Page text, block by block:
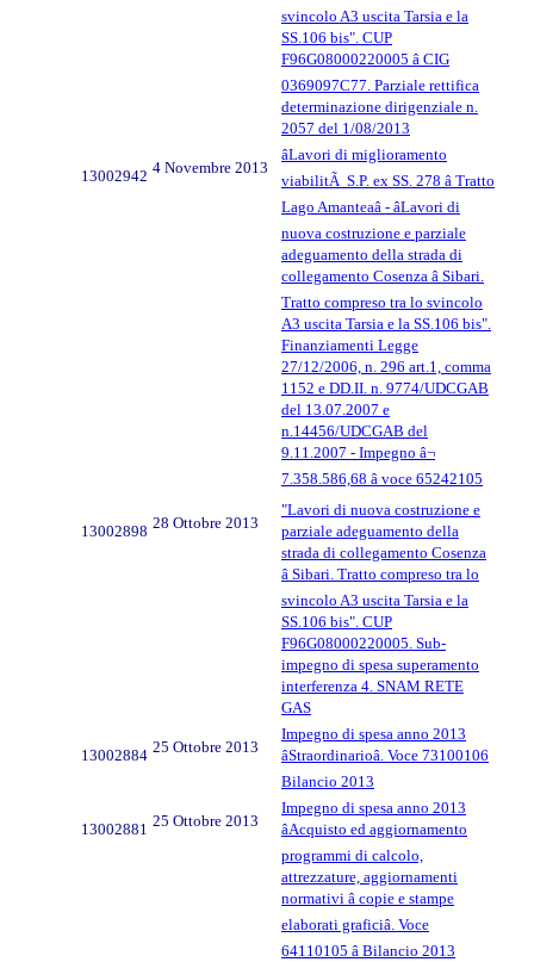
svincolo A3 uscita Tarsia e la
SS.106 bis". CUP
F96G08000220005 â CIG
0369097C77. Parziale rettifica
determinazione dirigenziale n.
2057 del 1/08/2013
13002942 4 Novembre 2013
âLavori di miglioramento
viabilitÃ S.P. ex SS. 278 â Tratto
Lago Amanteaâ - âLavori di
nuova costruzione e parziale
adeguamento della strada di
collegamento Cosenza â Sibari.
Tratto compreso tra lo svincolo
A3 uscita Tarsia e la SS.106 bis".
Finanziamenti Legge
27/12/2006, n. 296 art.1, comma
1152 e DD.II. n. 9774/UDCGAB
del 13.07.2007 e
n.14456/UDCGAB del
9.11.2007 - Impegno â¬
7.358.586,68 â voce 65242105
13002898 28 Ottobre 2013
"Lavori di nuova costruzione e
parziale adeguamento della
strada di collegamento Cosenza
â Sibari. Tratto compreso tra lo
svincolo A3 uscita Tarsia e la
SS.106 bis". CUP
F96G08000220005. Sub-
impegno di spesa superamento
interferenza 4. SNAM RETE
GAS
13002884 25 Ottobre 2013
Impegno di spesa anno 2013
âStraordinarioâ. Voce 73100106
Bilancio 2013
13002881 25 Ottobre 2013
Impegno di spesa anno 2013
âAcquisto ed aggiornamento
programmi di calcolo,
attrezzature, aggiornamenti
normativi â copie e stampe
elaborati graficiâ. Voce
64110105 â Bilancio 2013